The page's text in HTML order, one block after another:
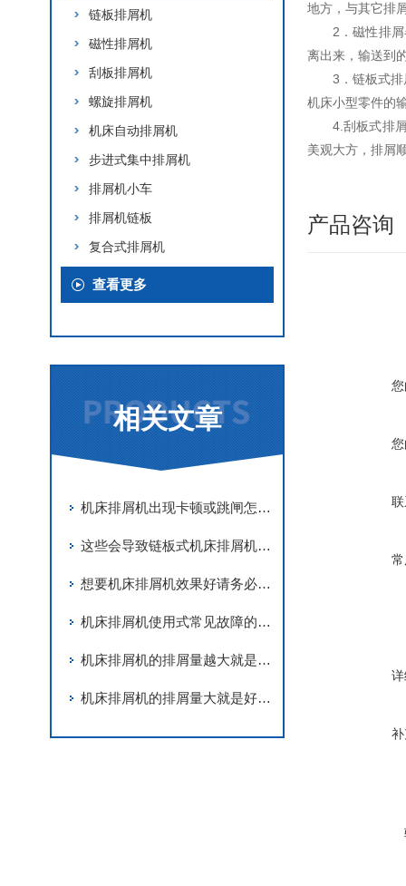
链板排屑机
磁性排屑机
刮板排屑机
螺旋排屑机
机床自动排屑机
步进式集中排屑机
排屑机小车
排屑机链板
复合式排屑机
查看更多
相关文章
机床排屑机出现卡顿或跳闸怎么办？不妨来看看这个！
这些会导致链板式机床排屑机卡死的因素您知道吗？
想要机床排屑机效果好请务必做到这三步！
机床排屑机使用式常见故障的解决方法
机床排屑机的排屑量越大就是越好吗？
机床排屑机的排屑量大就是好的吗？
地方，与其它排
2．磁性排
离出来，输送到
3．链板式
机床小型零件的
4.刮板式排
美观大方，排屑
产品咨询